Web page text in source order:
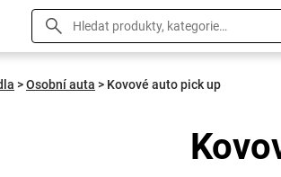
>Osobní auta > Kovové auto pick up